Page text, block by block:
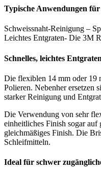
Typische Anwendungen
Schweissnaht-Reinigung –
Leichtes Entgraten- Die 3M
Schnelles, leichtes
Die flexiblen 14 mm oder 19
Polieren. Nebenher ersetzen
starker Reinigung und
Die Verwendung von sehr
einheitliches Finish sogar
gleichmäßiges Finish. Die
Schleifmitteln.
Ideal für schwer